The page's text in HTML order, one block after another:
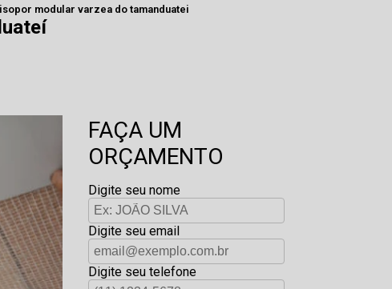
modular varzea do tamanduatei
FAÇA UM
ORÇAMENTO
Digite seu nome
Digite seu email
Digite seu telefone